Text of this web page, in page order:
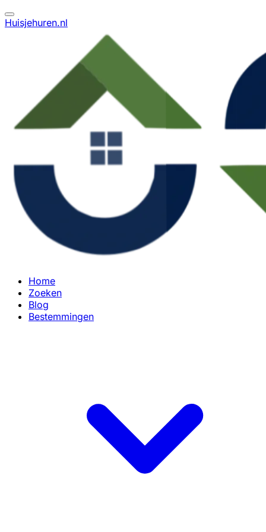
Huisjehuren.nl
Home
Zoeken
Blog
Bestemmingen